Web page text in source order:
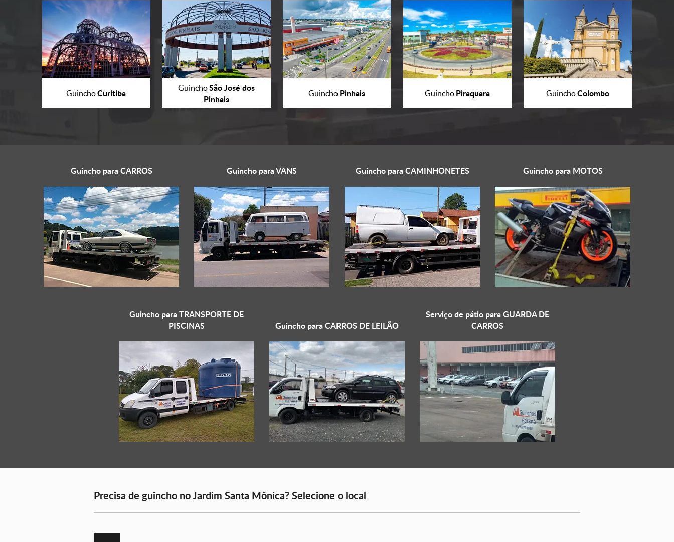
GuinchoCuritiba GuinchoSão José dos
Pinhais
Guincho Pinhais Guincho Piraquara GuinchoColombo
Guincho paraCARROS Guincho paraVANS Guincho paraCAMINHONETES Guincho para MOTOS
Guincho paraTRANSPORTE DE
PISCINAS
Guincho paraCARROS DE LEILÃO
Serviço de pátio paraGUARDA DE
CARROS
Precisa de guincho no Jardim Santa Mônica? Selecione o local